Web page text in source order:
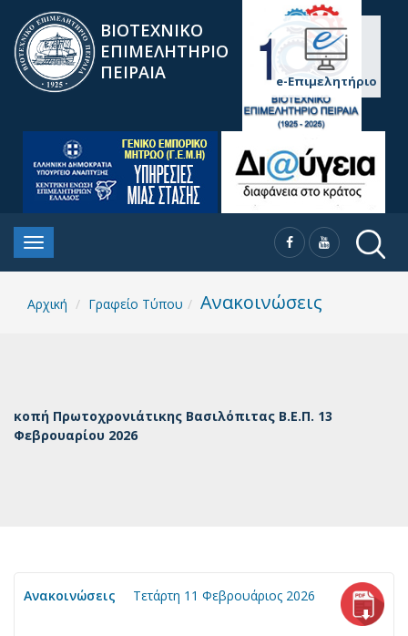
ΒΙΟΤΕΧΝΙΚΟ
ΕΠΙΜΕΛΗΤΗΡΙΟ
ΠΕΙΡΑΙΑ
e-Επιμελητήριο
Αρχική Γραφείο Τύπου Ανακοινώσεις
κοπή Πρωτοχρονιάτικης Βασιλόπιτας Β.Ε.Π. 13
Φεβρουαρίου 2026
Ανακοινώσεις Τετάρτη 11 Φεβρουάριος 2026